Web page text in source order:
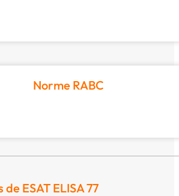
Norme RABC
ESAT ELISA 77